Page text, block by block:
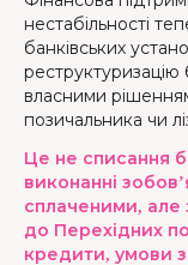
нестабільності
банківських
реструктуризацію
власними
позичальника чи
Це не списання
виконанні
сплаченими, але
до Перехідних
кредити, умови